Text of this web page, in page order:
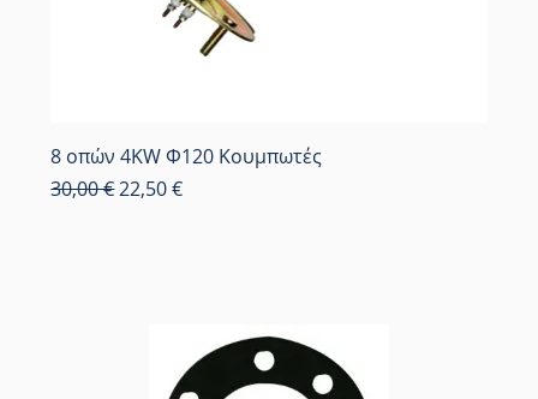
8 οπών 4KW Φ120 Κουμπωτές
Κανονική τιμή
30,00 € Τιμή Έκπτωσης
22,50 €